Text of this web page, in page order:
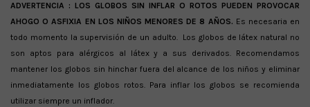
ADVERTENCIA : LOS GLOBOS SIN INFLAR O ROTOS PUEDEN PROVOCAR
AHOGO O ASFIXIA EN LOS NIÑOS MENORES DE 8 AÑOS. Es necesaria en
todo momento la supervisión de un adulto. Los globos de látex natural no
son aptos para alérgicos al látex y a sus derivados. Recomendamos
mantener los globos sin hinchar fuera del alcance de los niños y eliminar
inmediatamente los globos rotos. Para inflar los globos se recomienda
utilizar siempre un inflador.